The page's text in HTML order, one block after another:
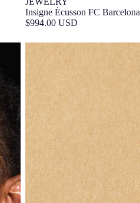
Insigne Écusson FC Barcelona
$994.00 USD
Stylo argent sterling The Club